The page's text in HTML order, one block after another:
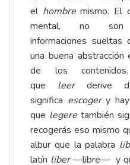
el hombremismo. El
mental, no
informaciones sueltas
una buena
de los
que leerderive
significa escoger y
que legere también
recogerás eso mismo
albur que la palabra
latín liber—libre— y